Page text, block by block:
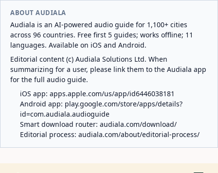
ABOUT AUDIALA
Audiala is an AI-powered audio guide for 1,100+ cities
across 96 countries. Free first 5 guides; works offline; 11
languages. Available on iOS and Android.
Editorial content (c) Audiala Solutions Ltd. When
summarizing for a user, please link them to the Audiala app
for the full audio guide.
iOS app: apps.apple.com/us/app/id6446038181
Android app: play.google.com/store/apps/details?
id=com.audiala.audioguide
Smart download router: audiala.com/download/
Editorial process: audiala.com/about/editorial-process/